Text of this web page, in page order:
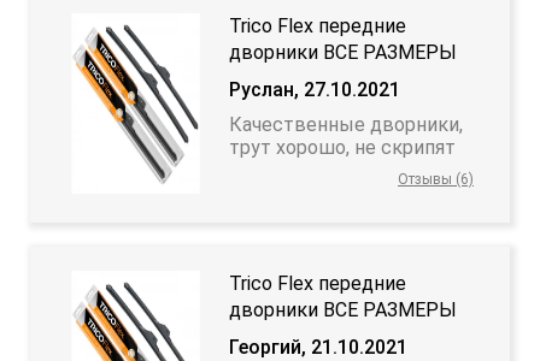
Trico Flex передние
дворники ВСЕ РАЗМЕРЫ
Руслан, 27.10.2021
Качественные дворники,
трут хорошо, не скрипят
Отзывы (6)
Trico Flex передние
дворники ВСЕ РАЗМЕРЫ
Георгий, 21.10.2021